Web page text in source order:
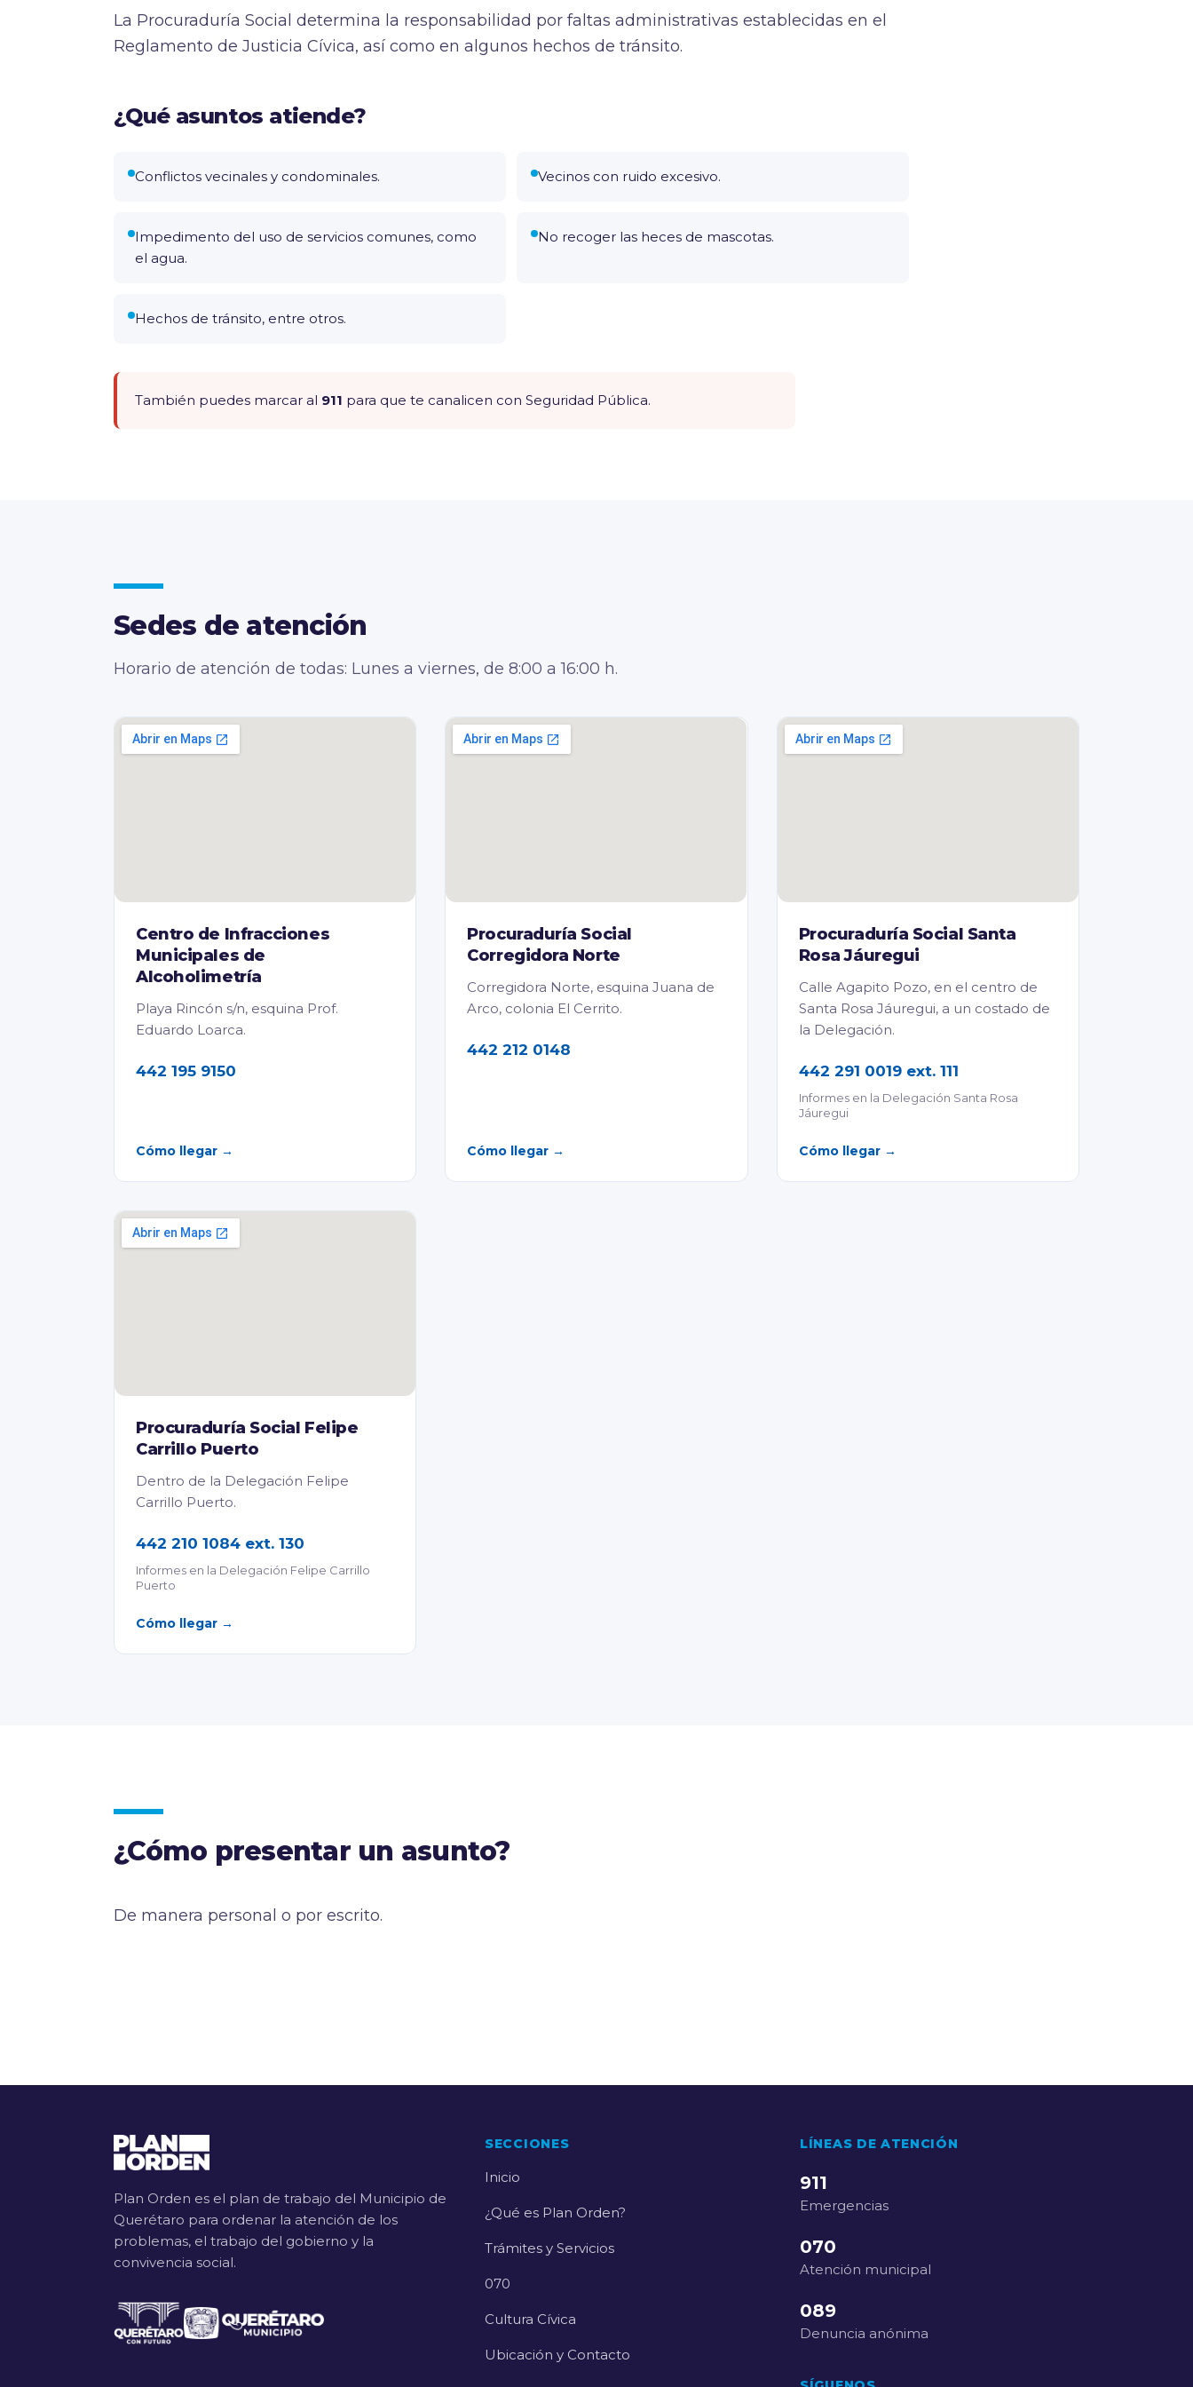
La Procuraduría Social determina la responsabilidad por faltas administrativas establecidas en el
Reglamento de Justicia Cívica, así como en algunos hechos de tránsito.
¿Qué asuntos atiende?
Conflictos vecinales y condominales. Vecinos con ruido excesivo.
Impedimento del uso de servicios comunes, como
el agua.
No recoger las heces de mascotas.
Hechos de tránsito, entre otros.
También puedes marcar al 911 para que te canalicen con Seguridad Pública.
Sedes de atención
Horario de atención de todas: Lunes a viernes, de 8:00 a 16:00 h.
Centro de Infracciones
Municipales de
Alcoholimetría
Playa Rincón s/n, esquina Prof.
Eduardo Loarca.
442 195 9150
Cómo llegar →
Procuraduría Social
Corregidora Norte
Corregidora Norte, esquina Juana de
Arco, colonia El Cerrito.
442 212 0148
Cómo llegar →
Procuraduría Social Santa
Rosa Jáuregui
Calle Agapito Pozo, en el centro de
Santa Rosa Jáuregui, a un costado de
la Delegación.
442 291 0019 ext. 111
Informes en la Delegación Santa Rosa
Jáuregui
Cómo llegar →
Procuraduría Social Felipe
Carrillo Puerto
Dentro de la Delegación Felipe
Carrillo Puerto.
442 210 1084 ext. 130
Informes en la Delegación Felipe Carrillo
Puerto
Cómo llegar →
¿Cómo presentar un asunto?
De manera personal o por escrito.
Plan Orden es el plan de trabajo del Municipio de
Querétaro para ordenar la atención de los
problemas, el trabajo del gobierno y la
convivencia social.
SECCIONES
Inicio
¿Qué es Plan Orden?
Trámites y Servicios
070
Cultura Cívica
Ubicación y Contacto
LÍNEAS DE ATENCIÓN
911
Emergencias
070
Atención municipal
089
Denuncia anónima